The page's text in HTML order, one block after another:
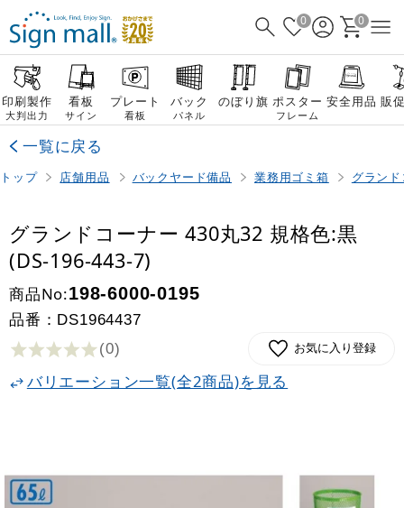
0 0
印刷製作
大判出力
看板
サイン
プレート
看板
バック
パネル
のぼり旗 ポスター
フレーム
安全用品 販
一覧に戻る
トップ 店舗用品 バックヤード備品 業務用ゴミ箱 グラン
グランドコーナー 430丸32 規格色:黒
(DS-196-443-7)
商品No:198-6000-0195
品番： DS1964437
(0) お気に入り登録
バリエーション一覧(全2商品)を見る